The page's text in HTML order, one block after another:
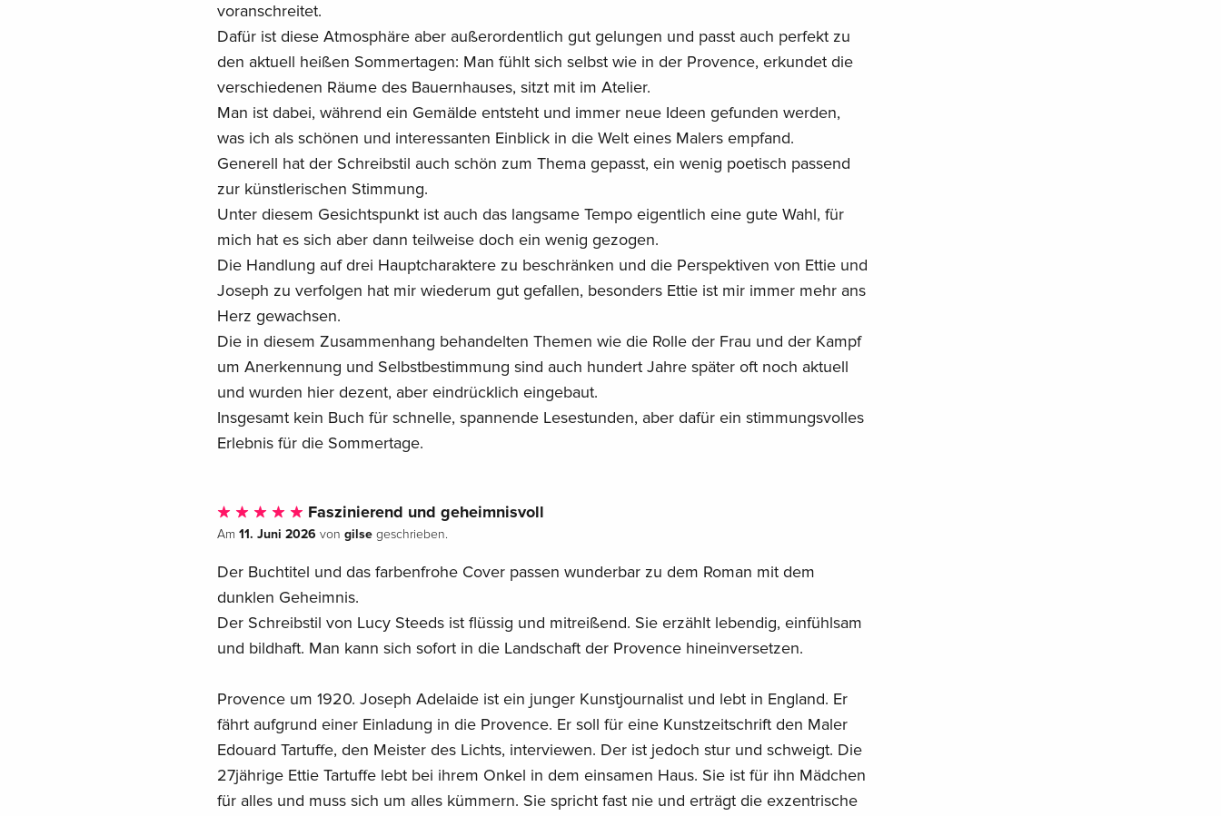
voranschreitet.
Dafür ist diese Atmosphäre aber außerordentlich gut gelungen und passt auch perfekt zu
den aktuell heißen Sommertagen: Man fühlt sich selbst wie in der Provence, erkundet die
verschiedenen Räume des Bauernhauses, sitzt mit im Atelier.
Man ist dabei, während ein Gemälde entsteht und immer neue Ideen gefunden werden,
was ich als schönen und interessanten Einblick in die Welt eines Malers empfand.
Generell hat der Schreibstil auch schön zum Thema gepasst, ein wenig poetisch passend
zur künstlerischen Stimmung.
Unter diesem Gesichtspunkt ist auch das langsame Tempo eigentlich eine gute Wahl, für
mich hat es sich aber dann teilweise doch ein wenig gezogen.
Die Handlung auf drei Hauptcharaktere zu beschränken und die Perspektiven von Ettie und
Joseph zu verfolgen hat mir wiederum gut gefallen, besonders Ettie ist mir immer mehr ans
Herz gewachsen.
Die in diesem Zusammenhang behandelten Themen wie die Rolle der Frau und der Kampf
um Anerkennung und Selbstbestimmung sind auch hundert Jahre später oft noch aktuell
und wurden hier dezent, aber eindrücklich eingebaut.
Insgesamt kein Buch für schnelle, spannende Lesestunden, aber dafür ein stimmungsvolles
Erlebnis für die Sommertage.
Faszinierend und geheimnisvoll
Am 11. Juni 2026 von gilsegeschrieben.
Der Buchtitel und das farbenfrohe Cover passen wunderbar zu dem Roman mit dem
dunklen Geheimnis.
Der Schreibstil von Lucy Steeds ist flüssig und mitreißend. Sie erzählt lebendig, einfühlsam
und bildhaft. Man kann sich sofort in die Landschaft der Provence hineinversetzen.
Provence um 1920. Joseph Adelaide ist ein junger Kunstjournalist und lebt in England. Er
fährt aufgrund einer Einladung in die Provence. Er soll für eine Kunstzeitschrift den Maler
Edouard Tartuffe, den Meister des Lichts, interviewen. Der ist jedoch stur und schweigt. Die
27jährige Ettie Tartuffe lebt bei ihrem Onkel in dem einsamen Haus. Sie ist für ihn Mädchen
für alles und muss sich um alles kümmern. Sie spricht fast nie und erträgt die exzentrische